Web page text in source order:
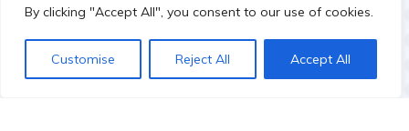
By clicking "Accept All", you consent to our use of cookies.
Customise Reject All Accept All
+46707322222